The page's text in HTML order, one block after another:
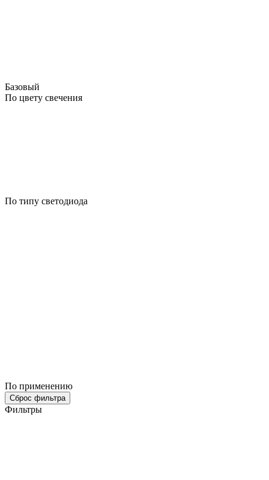
Базовый
По цвету свечения
По типу светодиода
По применению
Сброс фильтра
Фильтры